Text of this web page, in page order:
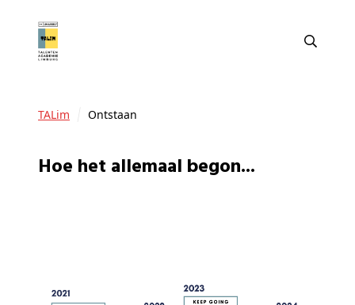
TALim Ontstaan
hoe het allemaal begon...